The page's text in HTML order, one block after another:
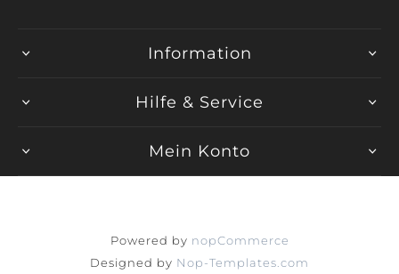
Information
Hilfe & Service
Mein Konto
Powered by nopCommerce
Designed by Nop-Templates.com